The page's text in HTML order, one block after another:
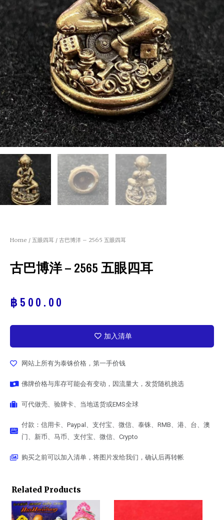
Home / 五眼四耳 / 古巴博洋 – 2565 五眼四耳
古巴博洋 – 2565 五眼四耳
฿ 500.00
加入清单
网站上所有为泰铢价格，第一手价钱
佛牌价格与库存可能会有变动，因流量大，发货随机挑选
可代做壳、验牌卡、当地送货或EMS全球
付款：信用卡、Paypal、支付宝、微信、泰铢、RMB、港、台、澳
门、新币、马币、支付宝、微信、Crypto
购买之前可以加入清单，将图片发给我们，确认后再转帐
Related Products